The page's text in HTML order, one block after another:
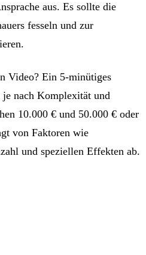
aus. Es sollte die
fesseln und zur
Video? Ein 5-minütiges
nach Komplexität und
10.000 € und 50.000 € oder
von Faktoren wie
und speziellen Effekten ab.